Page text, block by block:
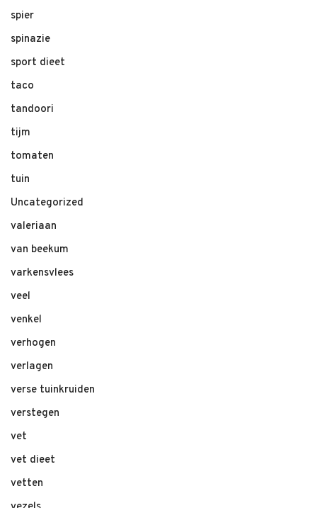
spier
spinazie
sport dieet
taco
tandoori
tijm
tomaten
tuin
Uncategorized
valeriaan
van beekum
varkensvlees
veel
venkel
verhogen
verlagen
verse tuinkruiden
verstegen
vet
vet dieet
vetten